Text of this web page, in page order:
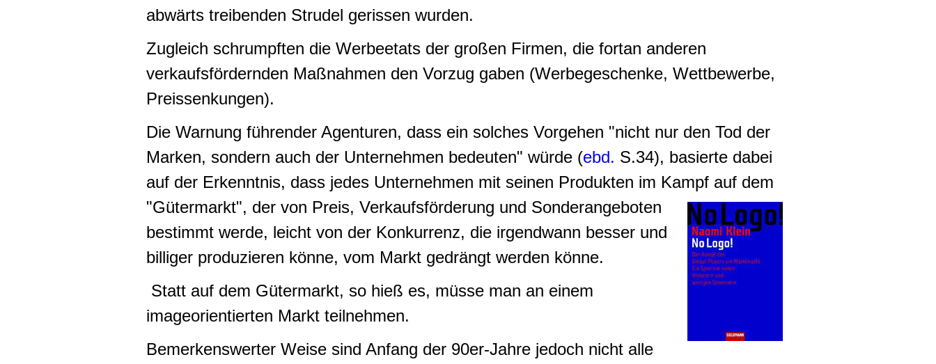
abwärts treibenden Strudel gerissen wurden.
Zugleich schrumpften die Werbeetats der großen Firmen, die fortan anderen
verkaufsfördernden Maßnahmen den Vorzug gaben (Werbegeschenke, Wettbewerbe,
Preissenkungen).
Die Warnung führender Agenturen, dass ein solches Vorgehen "nicht nur den Tod der
Marken, sondern auch der Unternehmen bedeuten" würde (ebd. S.34), basierte dabei
auf der Erkenntnis, dass jedes Unternehmen mit seinen Produkten im Kampf auf dem
"Gütermarkt", der von Preis, Verkaufsförderung und Sonderangeboten
bestimmt werde, leicht von der Konkurrenz, die irgendwann besser und
billiger produzieren könne, vom Markt gedrängt werden könne.
Statt auf dem Gütermarkt, so hieß es, müsse man an einem
imageorientierten Markt teilnehmen.
Bemerkenswerter Weise sind Anfang der 90er-Jahre jedoch nicht alle